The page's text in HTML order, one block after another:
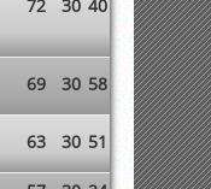
72 30 40
69 30 58
63 30 51